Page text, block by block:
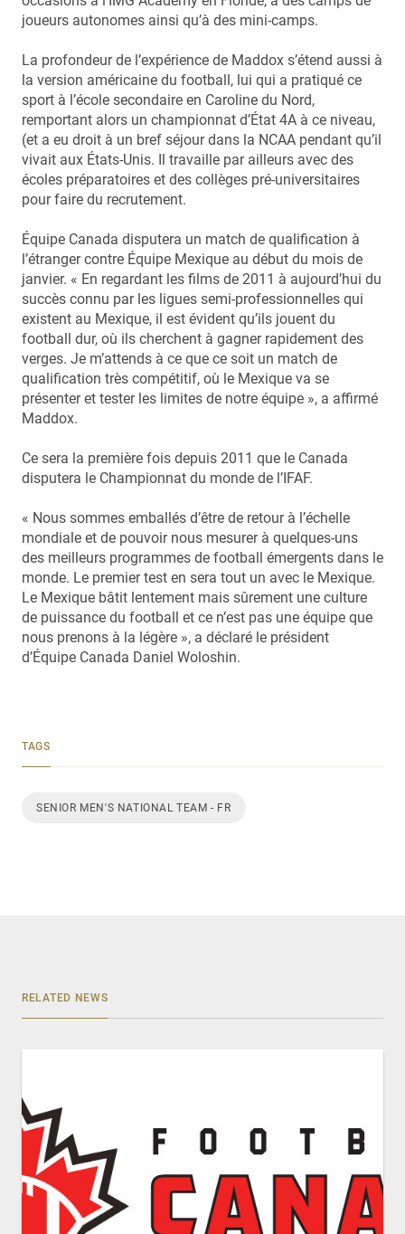
joueurs autonomes ainsi qu’à des mini-camps.
La profondeur de l’expérience de Maddox s’étend aussi à
la version américaine du football, lui qui a pratiqué ce
sport à l’école secondaire en Caroline du Nord,
remportant alors un championnat d’État 4A à ce niveau,
(et a eu droit à un bref séjour dans la NCAA pendant qu’il
vivait aux États-Unis. Il travaille par ailleurs avec des
écoles préparatoires et des collèges pré-universitaires
pour faire du recrutement.
Équipe Canada disputera un match de qualification à
l’étranger contre Équipe Mexique au début du mois de
janvier. « En regardant les films de 2011 à aujourd’hui du
succès connu par les ligues semi-professionnelles qui
existent au Mexique, il est évident qu’ils jouent du
football dur, où ils cherchent à gagner rapidement des
verges. Je m’attends à ce que ce soit un match de
qualification très compétitif, où le Mexique va se
présenter et tester les limites de notre équipe », a affirmé
Maddox.
Ce sera la première fois depuis 2011 que le Canada
disputera le Championnat du monde de l’IFAF.
« Nous sommes emballés d’être de retour à l’échelle
mondiale et de pouvoir nous mesurer à quelques-uns
des meilleurs programmes de football émergents dans le
monde. Le premier test en sera tout un avec le Mexique.
Le Mexique bâtit lentement mais sûrement une culture
de puissance du football et ce n’est pas une équipe que
nous prenons à la légère », a déclaré le président
d’Équipe Canada Daniel Woloshin.
TAGS
SENIOR MEN'S NATIONAL TEAM - FR
RELATED NEWS